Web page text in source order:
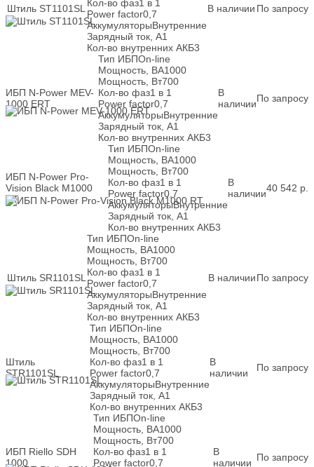
Штиль ST1101SL Кол-во фаз1 в 1
Power factor0,7
АккумуляторыВнутренние
Зарядный ток, А1
Кол-во внутренних АКБ3
В наличии По запросу
ИБП N-Power MEV-
1000 ERT
Тип ИБПOn-line
Мощность, ВА1000
Мощность, Вт700
Кол-во фаз1 в 1
Power factor0,7
АккумуляторыВнутренние
Зарядный ток, А1
Кол-во внутренних АКБ3
В
наличииПо запросу
ИБП N-Power Pro-
Vision Black M1000
RT
Тип ИБПOn-line
Мощность, ВА1000
Мощность, Вт700
Кол-во фаз1 в 1
Power factor0,7
АккумуляторыВнутренние
Зарядный ток, А1
Кол-во внутренних АКБ3
В
наличии40 542 р.
Штиль SR1101SL
Тип ИБПOn-line
Мощность, ВА1000
Мощность, Вт700
Кол-во фаз1 в 1
Power factor0,7
АккумуляторыВнутренние
Зарядный ток, А1
Кол-во внутренних АКБ3
В наличииПо запросу
Штиль
STR1101SL
Тип ИБПOn-line
Мощность, ВА1000
Мощность, Вт700
Кол-во фаз1 в 1
Power factor0,7
АккумуляторыВнутренние
Зарядный ток, А1
Кол-во внутренних АКБ3
В
наличии
По запросу
ИБП Riello SDH
1000
Тип ИБПOn-line
Мощность, ВА1000
Мощность, Вт700
Кол-во фаз1 в 1
Power factor0,7
В
наличии По запросу